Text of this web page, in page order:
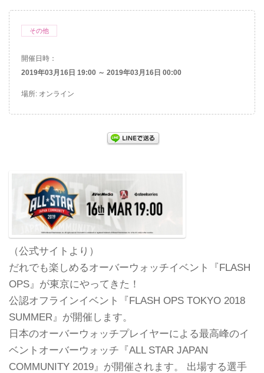
その他
開催日時：
2019年03月16日 19:00 ～ 2019年03月16日 00:00
場所: オンライン
（公式サイトより）
だれでも楽しめるオーバーウォッチイベント『FLASH
OPS』が東京にやってきた！
公認オフラインイベント『FLASH OPS TOKYO 2018
SUMMER』が開催します。
日本のオーバーウォッチプレイヤーによる最高峰のイ
ベントオーバーウォッチ『ALL STAR JAPAN
COMMUNITY 2019』が開催されます。 出場する選手